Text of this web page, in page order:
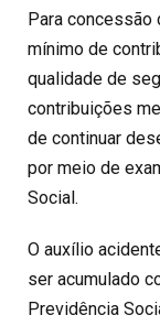
Para concessão
mínimo de
qualidade de
contribuições
de continuar
por meio de
Social.
O auxílio
ser acumulado
Previdência